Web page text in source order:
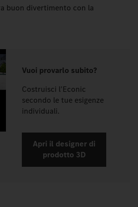
buon divertimento con la
Vuoi provarlo subito?
Costruisci l'Econic
secondo le tue esigenze
individuali.
Apri il designer di
prodotto 3D